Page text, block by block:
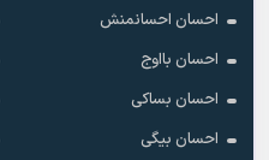
احسان احسانمنش
احسان بااوج
احسان بساکی
احسان بیگی